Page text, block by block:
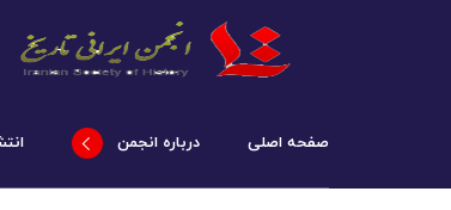
صفحه اصلی درباره انجمن